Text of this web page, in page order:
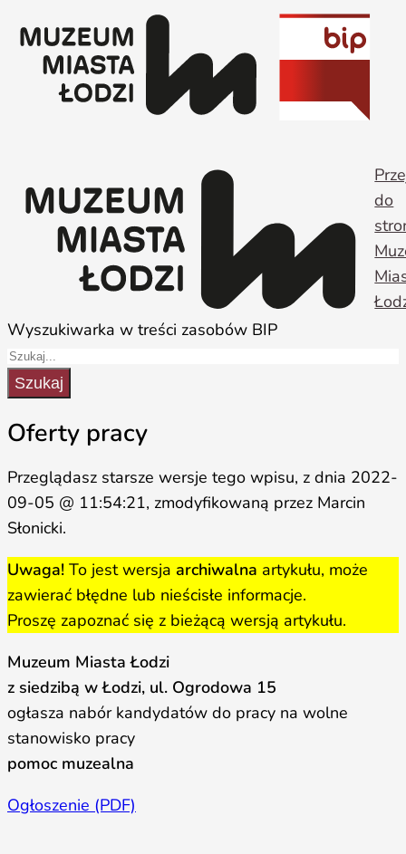
do
treści
do
Wyszukiwarka w treści zasobów BIP
Szukaj
Oferty pracy
Przeglądasz starsze wersje tego wpisu, z dnia 2022-
09-05 @ 11:54:21, zmodyfikowaną przez Marcin
Słonicki.
Uwaga! To jest wersja archiwalna artykułu, może
zawierać błędne lub nieścisłe informacje.
Proszę zapoznać się z bieżącą wersją artykułu.
Muzeum Miasta Łodzi
z siedzibą w Łodzi, ul. Ogrodowa 15
ogłasza nabór kandydatów do pracy na wolne
stanowisko pracy
pomoc muzealna
Ogłoszenie (PDF)